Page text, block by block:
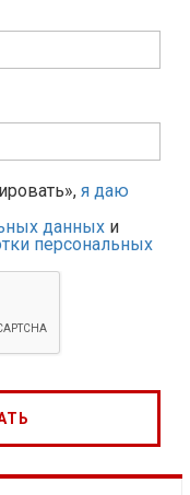
я даю
данных и
персональных